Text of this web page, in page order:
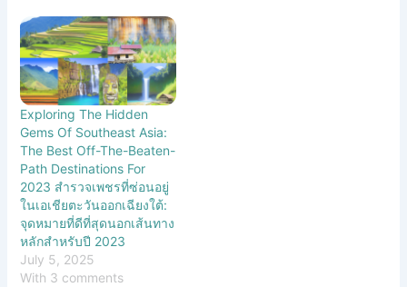
Exploring The Hidden
Gems Of Southeast Asia:
The Best Off-The-Beaten-
Path Destinations For
2023 สำรวจเพชรที่ซ่อนอยู่
ในเอเชียตะวันออกเฉียงใต้:
จุดหมายที่ดีที่สุดนอกเส้นทาง
หลักสำหรับปี 2023
July 5, 2025
With 3 comments